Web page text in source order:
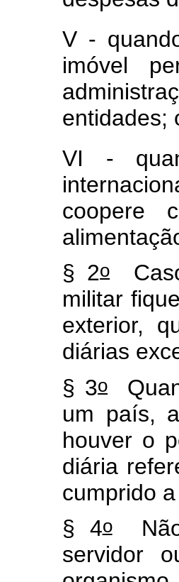
V -
imóvel
entidades;
VI -
coopere
§ 2oCaso
militar
exterior,
diárias
§ 3o
um país,
houver o
diária
cumprido
§ 4oNão
servidor